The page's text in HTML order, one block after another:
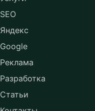
SEO
Яндекс
Google
Реклама
Разработка
Статьи